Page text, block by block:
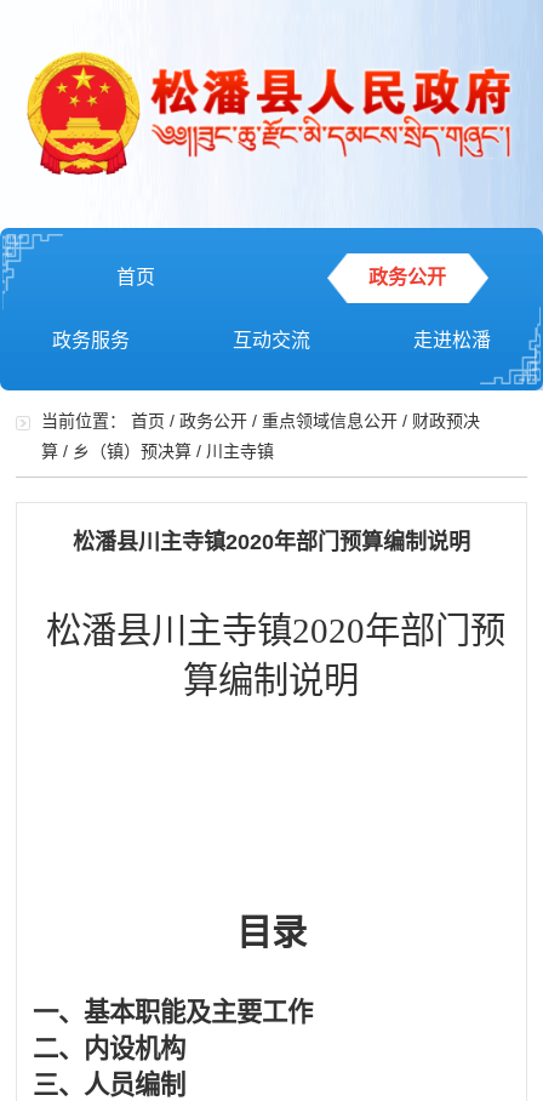
首页 政务公开
政务服务 互动交流 走进松潘
当前位置：首页 /政务公开 /重点领域信息公开 / 财政预决
算 / 乡（镇）预决算 / 川主寺镇
松潘县川主寺镇2020年部门预算编制说明
松潘县川主寺镇2020年部门预
算编制说明
目录
一、基本职能及主要工作
二、 内设机构
三、 人员编制